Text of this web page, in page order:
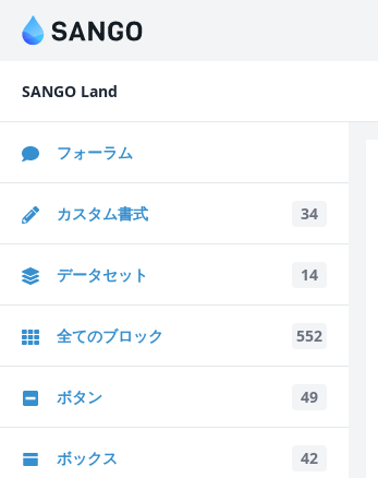
SANGO Land
フォーラム
カスタム書式 34
データセット 14
全てのブロック 552
ボタン 49
ボックス 42